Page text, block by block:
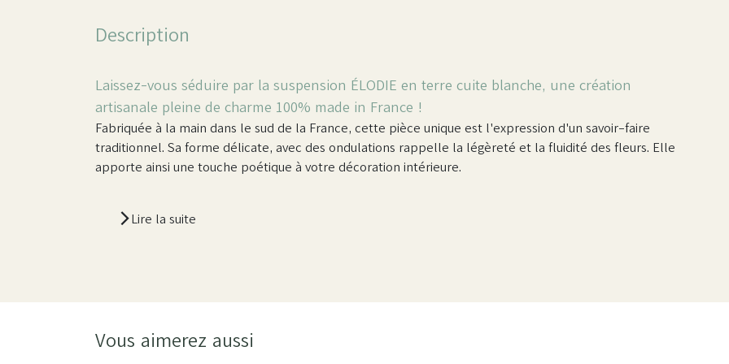
Description
Laissez-vous séduire par la suspension ÉLODIE en terre cuite blanche, une création
artisanale pleine de charme 100% made in France !
Fabriquée à la main dans le sud de la France, cette pièce unique est l'expression d'un savoir-faire
traditionnel. Sa forme délicate, avec des ondulations rappelle la légèreté et la fluidité des fleurs. Elle
apporte ainsi une touche poétique à votre décoration intérieure.
Lire la suite
Vous aimerez aussi